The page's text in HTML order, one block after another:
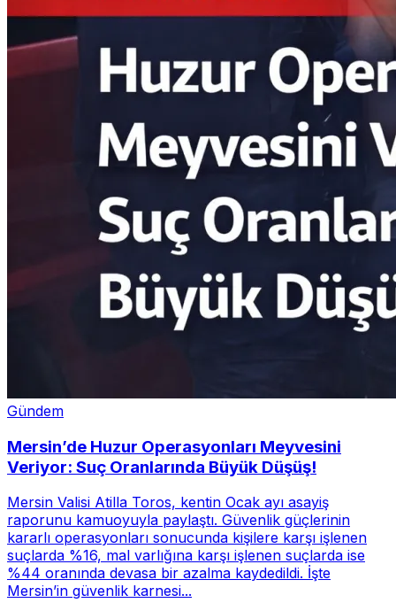
Gündem
Mersin’de Huzur Operasyonları Meyvesini
Veriyor: Suç Oranlarında Büyük Düşüş!
Mersin Valisi Atilla Toros, kentin Ocak ayı asayiş
raporunu kamuoyuyla paylaştı. Güvenlik güçlerinin
kararlı operasyonları sonucunda kişilere karşı işlenen
suçlarda %16, mal varlığına karşı işlenen suçlarda ise
%44 oranında devasa bir azalma kaydedildi. İşte
Mersin’in güvenlik karnesi...